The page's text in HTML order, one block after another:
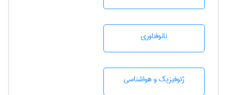
نانوفناوری
ژئوفيزيك و هواشناسی